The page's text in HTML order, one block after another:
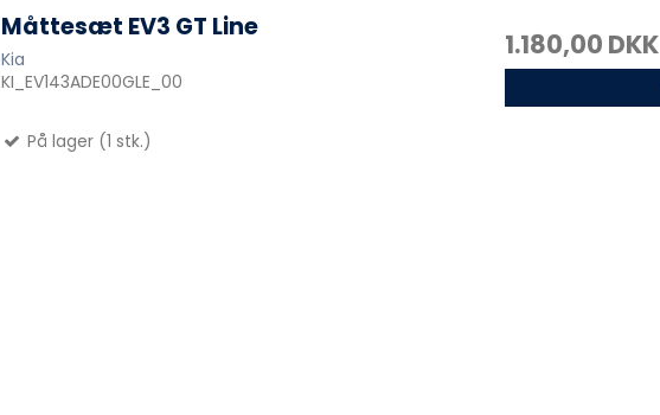
Måttesæt EV3 GT Line
Kia
KI_EV143ADE00GLE_00
På lager (1 stk.)
1.180,00 DKK